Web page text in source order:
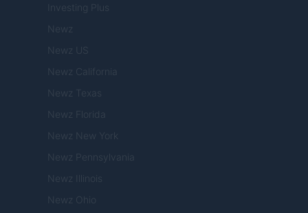
Investing Plus
Newz
Newz US
Newz California
Newz Texas
Newz Florida
Newz New York
Newz Pennsylvania
Newz Illinois
Newz Ohio